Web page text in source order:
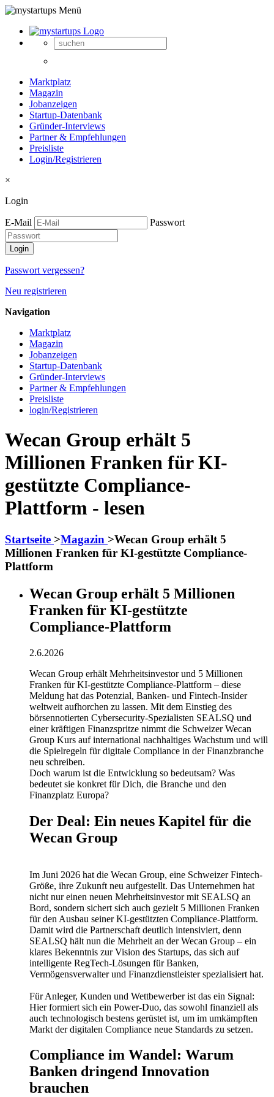
Marktplatz
Magazin
Jobanzeigen
Startup-Datenbank
Gründer-Interviews
Partner & Empfehlungen
Preisliste
Login/Registrieren
×
Login
E-Mail Passwort
Passwort vergessen?
Neu registrieren
Navigation
Marktplatz
Magazin
Jobanzeigen
Startup-Datenbank
Gründer-Interviews
Partner & Empfehlungen
Preisliste
login/Registrieren
Wecan Group erhält 5
Millionen Franken für KI-
gestützte Compliance-
Plattform - lesen
Startseite >Magazin >Wecan Group erhält 5
Millionen Franken für KI-gestützte Compliance-
Plattform
Wecan Group erhält 5 Millionen
Franken für KI-gestützte
Compliance-Plattform
2.6.2026
Wecan Group erhält Mehrheitsinvestor und 5 Millionen
Franken für KI-gestützte Compliance-Plattform – diese
Meldung hat das Potenzial, Banken- und Fintech-Insider
weltweit aufhorchen zu lassen. Mit dem Einstieg des
börsennotierten Cybersecurity-Spezialisten SEALSQ und
einer kräftigen Finanzspritze nimmt die Schweizer Wecan
Group Kurs auf international nachhaltiges Wachstum und will
die Spielregeln für digitale Compliance in der Finanzbranche
neu schreiben.
Doch warum ist die Entwicklung so bedeutsam? Was
bedeutet sie konkret für Dich, die Branche und den
Finanzplatz Europa?
Der Deal: Ein neues Kapitel für die
Wecan Group
Im Juni 2026 hat die Wecan Group, eine Schweizer Fintech-
Größe, ihre Zukunft neu aufgestellt. Das Unternehmen hat
nicht nur einen neuen Mehrheitsinvestor mit SEALSQ an
Bord, sondern sichert sich auch gezielt 5 Millionen Franken
für den Ausbau seiner KI-gestützten Compliance-Plattform.
Damit wird die Partnerschaft deutlich intensiviert, denn
SEALSQ hält nun die Mehrheit an der Wecan Group – ein
klares Bekenntnis zur Vision des Startups, das sich auf
intelligente RegTech-Lösungen für Banken,
Vermögensverwalter und Finanzdienstleister spezialisiert hat.
Für Anleger, Kunden und Wettbewerber ist das ein Signal:
Hier formiert sich ein Power-Duo, das sowohl finanziell als
auch technologisch bestens gerüstet ist, um im umkämpften
Markt der digitalen Compliance neue Standards zu setzen.
Compliance im Wandel: Warum
Banken dringend Innovation
brauchen